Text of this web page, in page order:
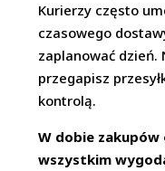
Kurierzy często
czasowego
zaplanować dzień.
przegapisz
kontrolą.
W dobie zakupów
wszystkim